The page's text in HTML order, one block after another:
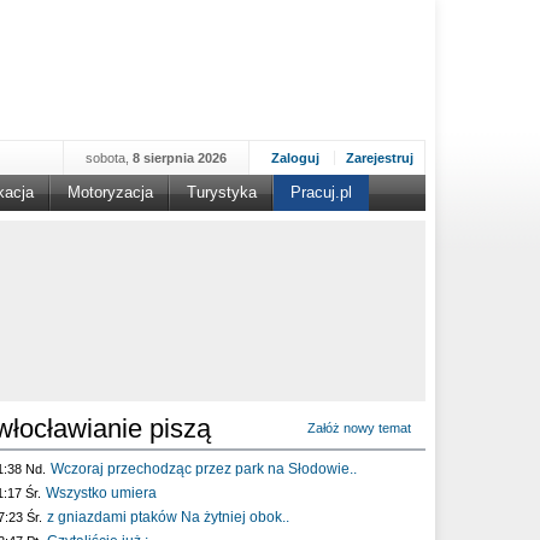
Zaloguj Zarejestruj
sobota, 8 sierpnia 2026
Motoryzacja Turystyka Pracuj.pl
piszą Załóż nowy temat
Nd. Wczoraj przechodząc przez park na Słodowie..
Śr. Wszystko umiera
Śr. z gniazdami ptaków Na żytniej obok..